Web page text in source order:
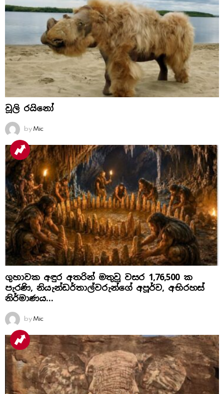
වූලි රයිනෝ
by Mic
ගුහාවක අඳුර අතරින් මතුවූ වසර 1,76,500 ක
පැරණි, නියැන්ඩර්තාල්වරුන්ගේ අපූර්ව, අභිරහස්
නිර්මාණය…
by Mic